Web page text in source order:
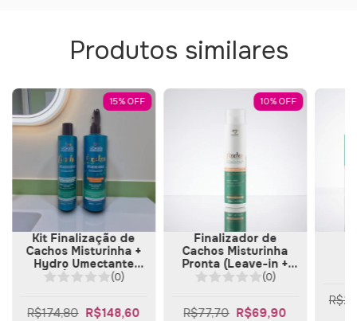
Produtos similares
15%OFF
Kit Finalização de
Cachos Misturinha +
Hydro Umectante
Écachos (0)
R$174,80 R$148,60
10%OFF
Finalizador de
Cachos Misturinha
Pronta (Leave-in +
Gelatina) 300ml
(0)
R$77,70 R$69,90